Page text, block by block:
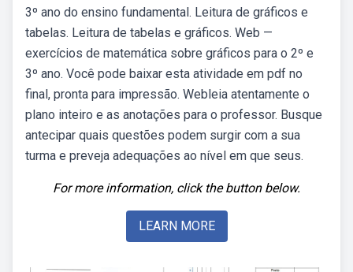
3º ano do ensino fundamental. Leitura de gráficos e
tabelas. Leitura de tabelas e gráficos. Web —
exercícios de matemática sobre gráficos para o 2º e
3º ano. Você pode baixar esta atividade em pdf no
final, pronta para impressão. Webleia atentamente o
plano inteiro e as anotações para o professor. Busque
antecipar quais questões podem surgir com a sua
turma e preveja adequações ao nível em que seus.
For more information, click the button below.
LEARN MORE